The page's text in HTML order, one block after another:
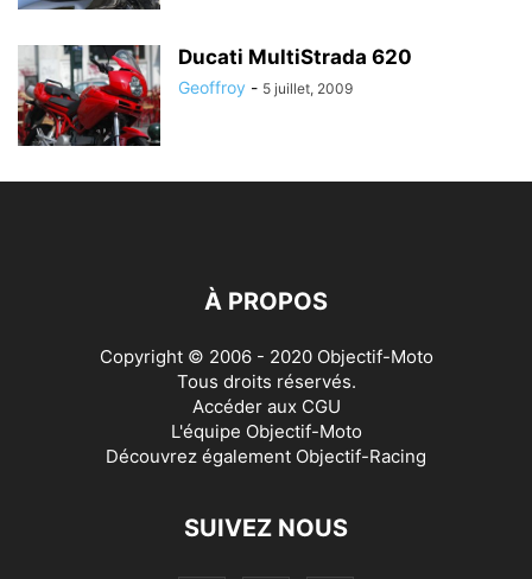
Ducati MultiStrada 620
Geoffroy - 5 juillet, 2009
À PROPOS
Copyright © 2006 - 2020 Objectif-Moto
Tous droits réservés.
Accéder aux CGU
L'équipe Objectif-Moto
Découvrez également Objectif-Racing
SUIVEZ NOUS